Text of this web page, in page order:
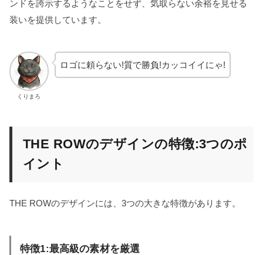
ンドを誇示するようなことをせず、気取らない余裕を見せる
装いを提供しています。
くりまろ
ロゴに頼らない!質で勝負!カッコイイにゃ!
THE ROWのデザインの特徴:3つのポ
イント
THE ROWのデザインには、3つの大きな特徴があります。
特徴1:最高級の素材を厳選